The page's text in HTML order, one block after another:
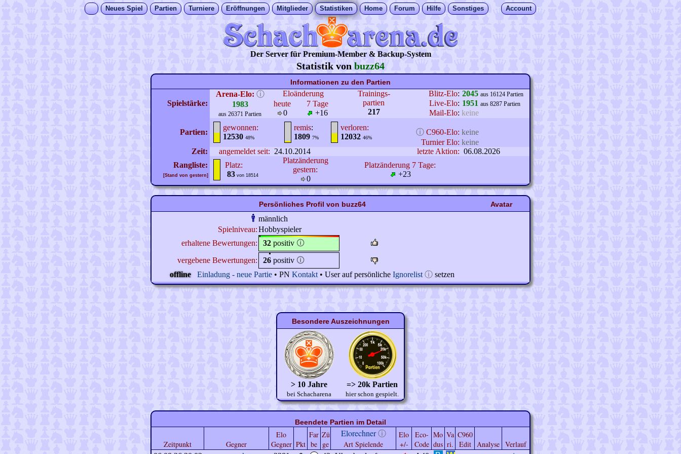
Neues Spiel Partien Turniere Eröffnungen Mitglieder Statistiken Home Forum Hilfe Sonstiges Account
Der Server für Premium-Member & Backup-System
Statistik von buzz64
Informationen zu den Partien
Spielstärke:
Arena-Elo: ⓘ
1983
aus 26371 Partien
Eloänderung
Trainings-
partien
217
Blitz-Elo: 2045 aus 16124 Partien
heute
0
7 Tage
+16
Live-Elo: 1951 aus 8287 Partien
Mail-Elo: keine
Partien:
gewonnen:
12530 48%
remis:
1809 7%
verloren:
12032 46%
ⓘ C960-Elo: keine
Turnier Elo: keine
Zeit:
angemeldet seit: 24.10.2014 letzte Aktion: 06.08.2026
Rangliste:
[Stand von gestern]
Platz:
83 von 18514
Platzänderung
gestern:
0
Platzänderung 7 Tage:
+23
Persönliches Profil von buzz64 Avatar
männlich
Spielniveau:Hobbyspieler
erhaltene Bewertungen:
32 positiv 🛈
vergebene Bewertungen:
26 positiv 🛈
offline
Einladung - neue Partie • PN Kontakt • User auf persönliche Ignorelist ⓘ setzen
Besondere Auszeichnungen
> 10 Jahre
bei Schacharena
=> 20k Partien
hier schon gespielt.
Beendete Partien im Detail
Zeitpunkt Gegner
Elo
Gegner Pkt
Far
be
Zü
ge
Elorechner ⓘ
Art Spielende
Elo
+/-
Eco-
Code
Mo
dus
Va
ri.
C960
Edit
Analyse Verlauf